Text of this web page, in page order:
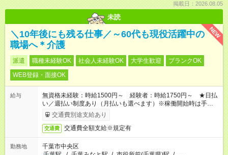
掲載日：2026.08.05
未読
NEW
＼10年後にも残る仕事／～60代も現役活躍中の
職場へ＊介護
派遣 職種未経験OK 社会人未経験OK 大学生歓迎
ブランクOK
WEB登録・面接OK
給与
無資格未経験：時給1500円～ 経験者：時給1750円～ ★日払
い／週払い制度あり（月払いも選べます）※稼働開始時は手続き
完了次第のお支払いとなります。
交通費別途支給あり
交通費 交通費全額支給※規定有
勤務地
千葉市中央区